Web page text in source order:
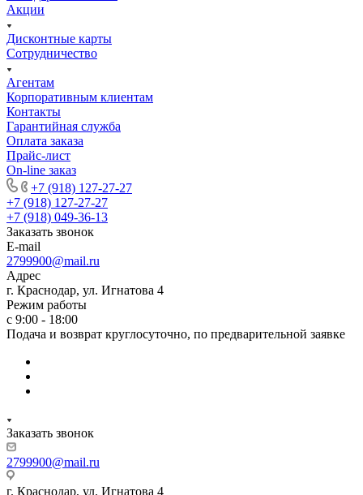
Акции
Дисконтные карты
Сотрудничество
Агентам
Корпоративным клиентам
Контакты
Гарантийная служба
Оплата заказа
Прайс-лист
On-line заказ
+7 (918) 127-27-27
+7 (918) 127-27-27
+7 (918) 049-36-13
Заказать звонок
E-mail
2799900@mail.ru
Адрес
г. Краснодар, ул. Игнатова 4
Режим работы
с 9:00 - 18:00
Подача и возврат круглосуточно, по предварительной заявке
Заказать звонок
2799900@mail.ru
г. Краснодар, ул. Игнатова 4